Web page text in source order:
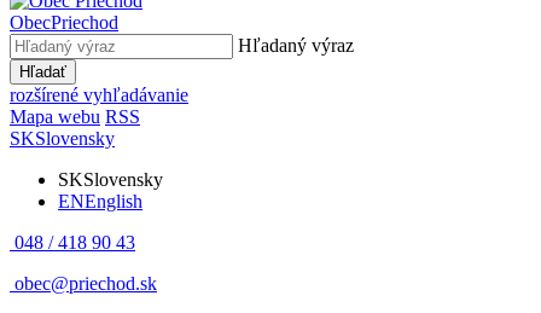
ObecPriechod
Hľadaný výraz
Hľadať
rozšírené vyhľadávanie
Mapa webu RSS
SKSlovensky
SKSlovensky
ENEnglish
048 / 418 90 43
obec@priechod.sk